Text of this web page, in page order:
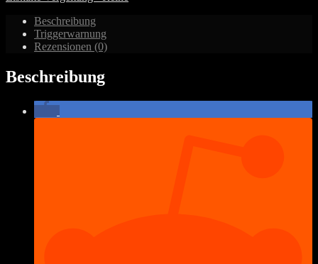
Pakt
Bestie
Menge
Beschreibung
Triggerwarnung
Rezensionen (0)
Beschreibung